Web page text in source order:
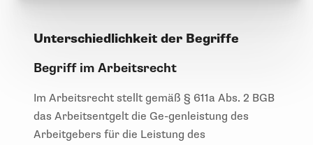
Unterschiedlichkeit der Begriffe
Begriff im Arbeitsrecht
Im Arbeitsrecht stellt gemäß § 611a Abs. 2 BGB
das Arbeitsentgelt die Ge-genleistung des
Arbeitgebers für die Leistung des